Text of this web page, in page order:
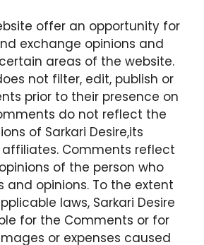
offer an opportunity for
exchange opinions and
areas of the website.
not filter, edit, publish or
prior to their presence on
do not reflect the
of Sarkari Desire,its
Comments reflect
of the person who
and opinions. To the extent
laws, Sarkari Desire
for the Comments or for
or expenses caused